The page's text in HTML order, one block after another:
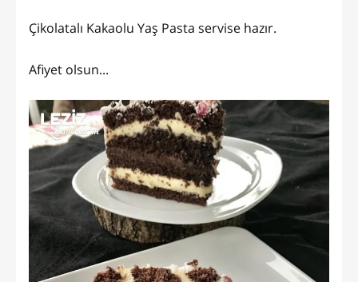
Çikolatalı Kakaolu Yaş Pasta servise hazır.
Afiyet olsun...